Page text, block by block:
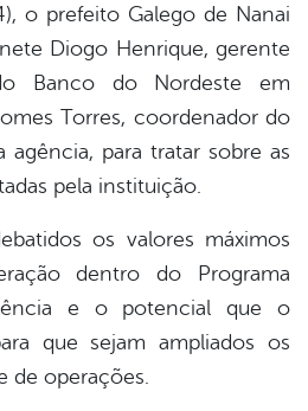
o prefeito Galego de Nanai
Diogo Henrique, gerente
Banco do Nordeste em
Torres, coordenador do
agência, para tratar sobre as
pela instituição.
os valores máximos
dentro do Programa
e o potencial que o
que sejam ampliados os
de operações.